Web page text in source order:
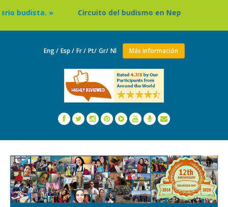
Circuito del budismo en Nepal » Tailandia:
Eng / Esp / Fr / Pt/ Gr/ Nl Más información